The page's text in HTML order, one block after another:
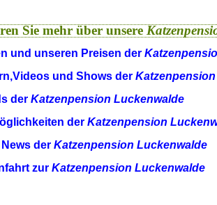
Sie mehr über unsere
und unseren Preisen der
und Shows der
der Katzenpension Luckenwalde
der Katzenpension
der Katzenpension Luckenwalde
zur Katzenpension Luckenwalde